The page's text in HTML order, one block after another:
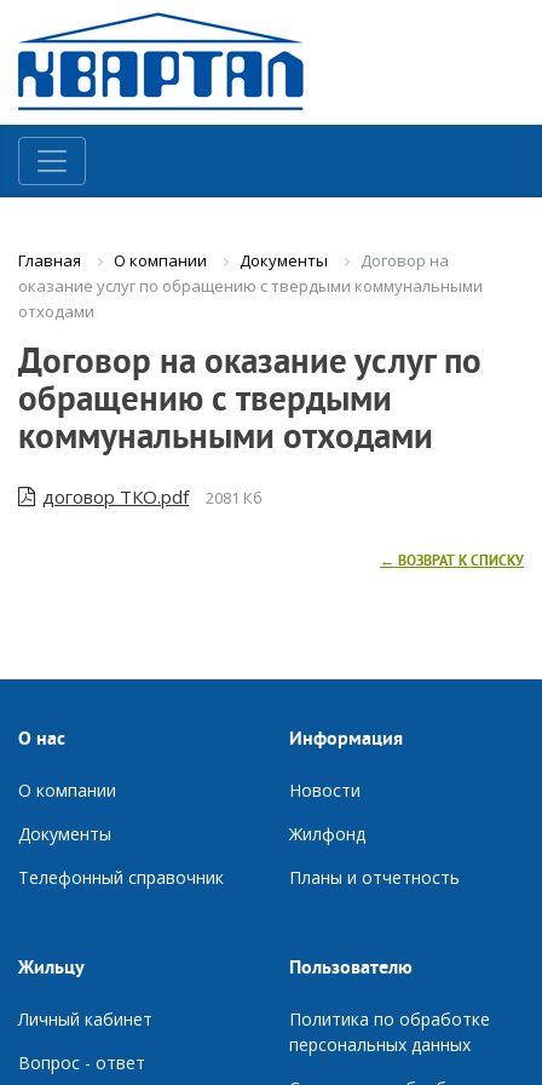
Главная О компании Документы
Договор на
оказание услуг по обращению с твердыми коммунальными
отходами
Договор на оказание услуг по
обращению с твердыми
коммунальными отходами
договор ТКО.pdf 2081 Кб
← ВОЗВРАТ К СПИСКУ
О нас
О компании
Документы
Телефонный справочник
Информация
Новости
Жилфонд
Планы и отчетность
Жильцу
Личный кабинет
Вопрос - ответ
Пользователю
Политика по обработке
персональных данных